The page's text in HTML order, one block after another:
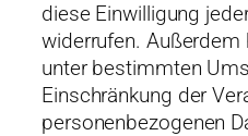
diese Einwilligung
widerrufen. Außerdem
unter bestimmten
Einschränkung der
personenbezogenen